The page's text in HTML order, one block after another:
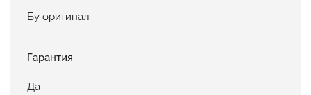
Бу оригинал
Гарантия
Да